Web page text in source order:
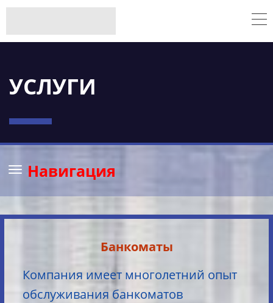
УСЛУГИ
Навигация
Банкоматы
Компания имеет многолетний опыт
обслуживания банкоматов